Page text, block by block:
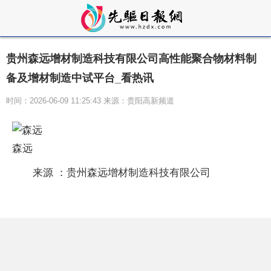
贵州森远增材制造科技有限公司高性能聚合物材料制
备及增材制造中试平台_看热讯
时间：2026-06-09 11:25:43 来源：贵阳高新频道
森远
来源 ：贵州森远增材制造科技有限公司